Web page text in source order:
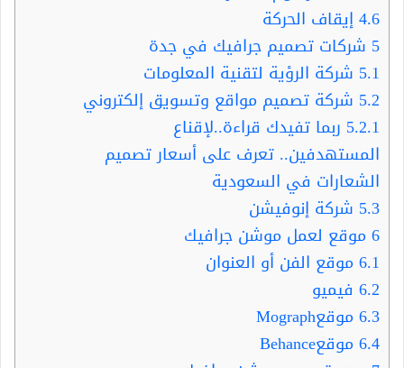
4.6إيقاف الحركة
5 شركات تصميم جرافيك في جدة
5.1 شركة الرؤية لتقنية المعلومات
5.2 شركة تصميم مواقع وتسويق إلكتروني
5.2.1 ربما تفيدك قراءة..لإقناع
المستهدفين.. تعرف على أسعار تصميم
الشعارات في السعودية
5.3 شركة إنوفيشن
6موقع لعمل موشن جرافيك
6.1موقع الفن أو العنوان
6.2 فيميو
6.3موقعMograph
6.4موقعBehance